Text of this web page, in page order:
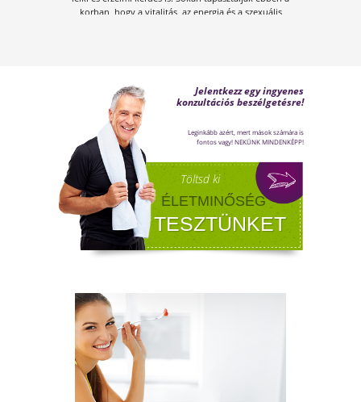
FÉRFI VÁLTOZÓKOR - A
LEHETŐSÉGET LÁSD MEG
Sokan gondolják, hogy a változókor csak a
nőket érinti. Valójában a férfiaknál is
jelentkezik a tesztoszteronszint fokozatos
csökkenése, amit andropauzának vagy
elért téged is? Hogyan tudod megállítani?
Milyen lehetőségeket rejt? Olvass tovább!